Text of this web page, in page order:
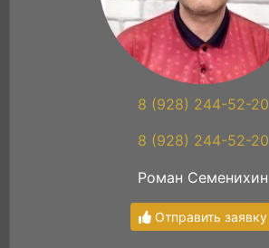
8 (928) 244-52-20
8 (928) 244-52-20
Роман Семенихин
Отправить заявку